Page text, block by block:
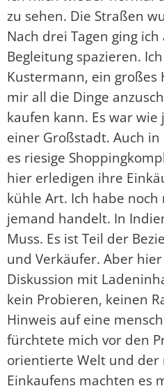
zu sehen. Die Straßen
Nach drei Tagen ging
Begleitung spazieren.
Kustermann, ein großes
mir all die Dinge
kaufen kann. Es war wie
einer Großstadt. Auch
es riesige
hier erledigen ihre
kühle Art. Ich habe noch
jemand handelt. In
Muss. Es ist Teil der
und Verkäufer. Aber
Diskussion mit
kein Probieren, keinen
Hinweis auf eine
fürchtete mich vor den
orientierte Welt und der
Einkaufens machten es